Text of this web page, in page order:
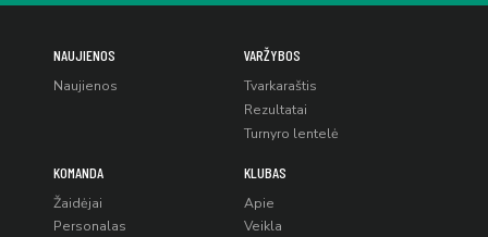
NAUJIENOS
Naujienos
VARŽYBOS
Tvarkaraštis
Rezultatai
Turnyro lentelė
KOMANDA
Žaidėjai
Personalas
KLUBAS
Apie
Veikla